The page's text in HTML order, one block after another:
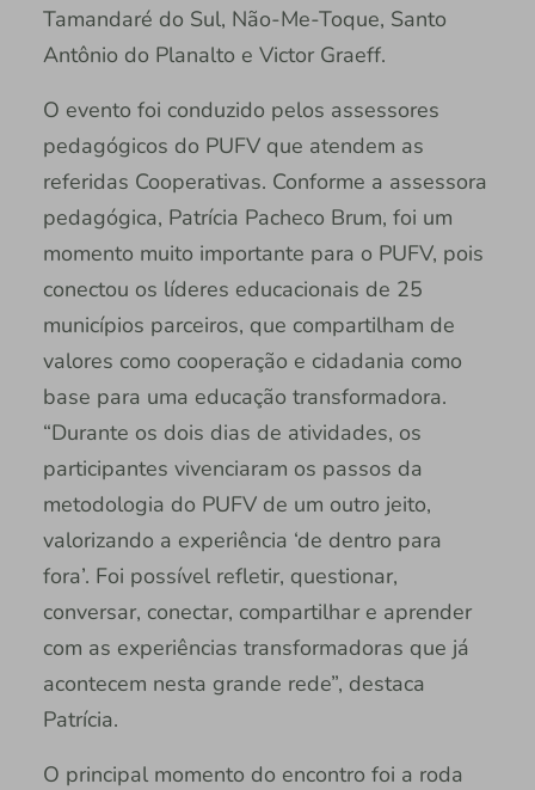
Tamandaré do Sul, Não-Me-Toque, Santo
Antônio do Planalto e Victor Graeff.
O evento foi conduzido pelos assessores
pedagógicos do PUFV que atendem as
referidas Cooperativas. Conforme a assessora
pedagógica, Patrícia Pacheco Brum, foi um
momento muito importante para o PUFV, pois
conectou os líderes educacionais de 25
municípios parceiros, que compartilham de
valores como cooperação e cidadania como
base para uma educação transformadora.
“Durante os dois dias de atividades, os
participantes vivenciaram os passos da
metodologia do PUFV de um outro jeito,
valorizando a experiência ‘de dentro para
fora’. Foi possível refletir, questionar,
conversar, conectar, compartilhar e aprender
com as experiências transformadoras que já
acontecem nesta grande rede”, destaca
Patrícia.
O principal momento do encontro foi a roda